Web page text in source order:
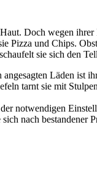
Doch wegen
Pizza und Chips.
sie sich den
Läden ist
tarnt sie mit
notwendigen
nach bestandener